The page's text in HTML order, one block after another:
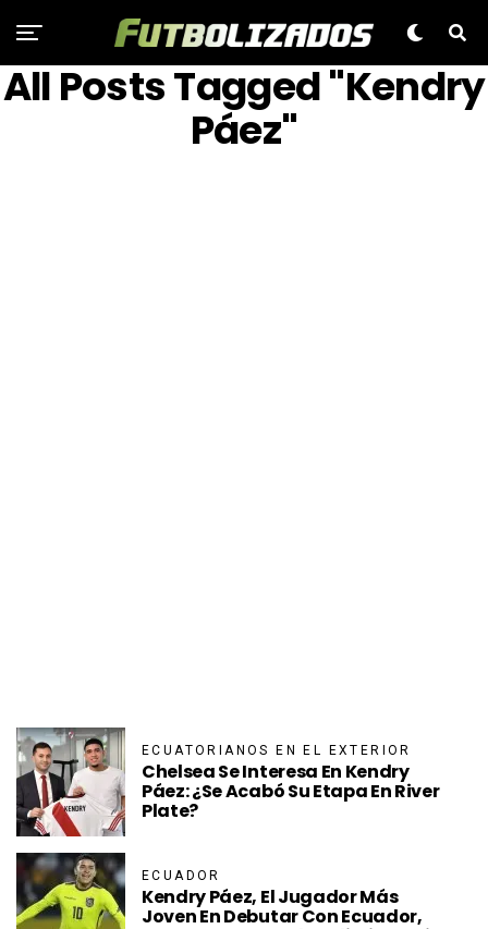
All Posts Tagged "Kendry
Páez"
ECUATORIANOS EN EL EXTERIOR
Chelsea Se Interesa En Kendry
Páez: ¿se Acabó Su Etapa En River
Plate?
ECUADOR
Kendry Páez, El Jugador Más
Joven En Debutar Con Ecuador,